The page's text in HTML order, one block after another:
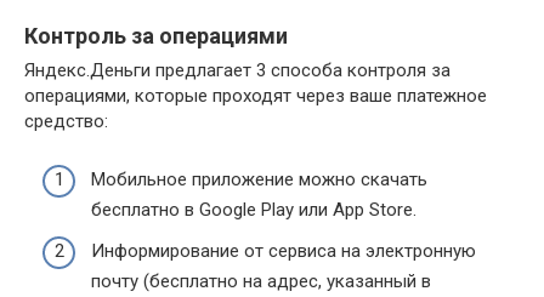
Контроль за операциями
Яндекс.Деньги предлагает 3 способа контроля за
операциями, которые проходят через ваше платежное
средство:
Мобильное приложение можно скачать
бесплатно в Google Play или App Store.
Информирование от сервиса на электронную
почту (бесплатно на адрес, указанный в